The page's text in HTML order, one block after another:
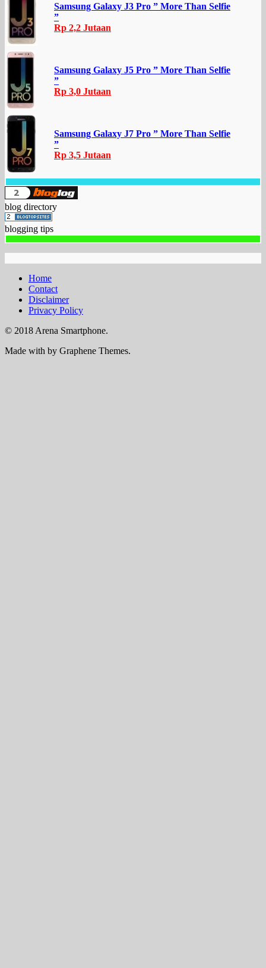
Samsung Galaxy J3 Pro ” More Than Selfie
”
Rp 2,2 Jutaan
Samsung Galaxy J5 Pro ” More Than Selfie
”
Rp 3,0 Jutaan
Samsung Galaxy J7 Pro ” More Than Selfie
”
Rp 3,5 Jutaan
blog directory
blogging tips
Home
Contact
Disclaimer
Privacy Policy
© 2018 Arena Smartphone.
Made with by Graphene Themes.